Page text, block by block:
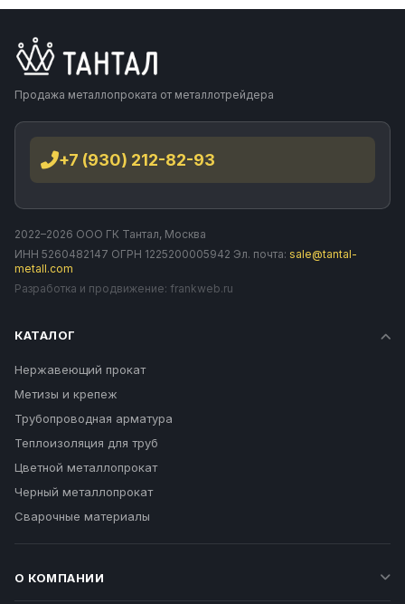
Продажа металлопроката от металлотрейдера
+7 (930) 212-82-93
2022–2026 ООО ГК Тантал, Москва
ИНН 5260482147 ОГРН 1225200005942 Эл. почта: sale@tantal-
metall.com
Разработка и продвижение: frankweb.ru
КАТАЛОГ
Нержавеющий прокат
Метизы и крепеж
Трубопроводная арматура
Теплоизоляция для труб
Цветной металлопрокат
Черный металлопрокат
Сварочные материалы
О КОМПАНИИ